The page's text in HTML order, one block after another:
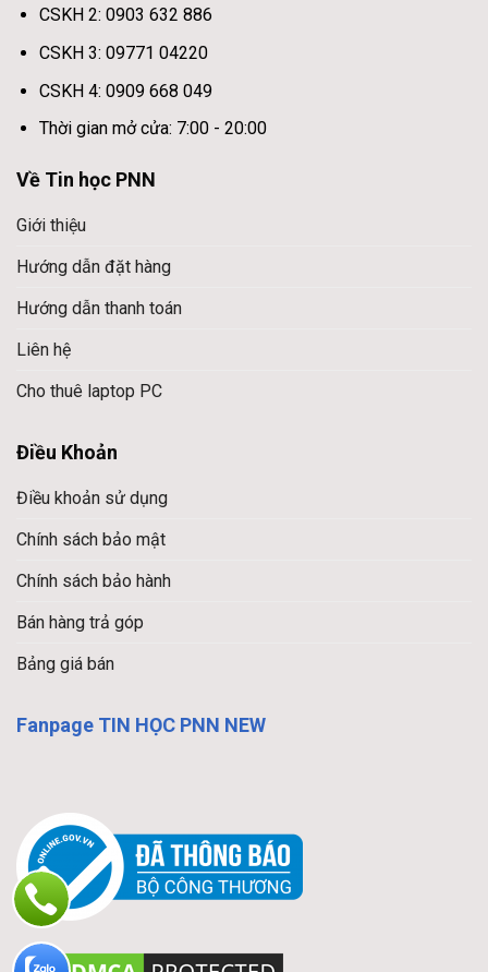
CSKH 2: 0903 632 886
CSKH 3: 09771 04220
CSKH 4: 0909 668 049
Thời gian mở cửa: 7:00 - 20:00
Về Tin học PNN
Giới thiệu
Hướng dẫn đặt hàng
Hướng dẫn thanh toán
Liên hệ
Cho thuê laptop PC
Điều Khoản
Điều khoản sử dụng
Chính sách bảo mật
Chính sách bảo hành
Bán hàng trả góp
Bảng giá bán
Fanpage TIN HỌC PNN NEW